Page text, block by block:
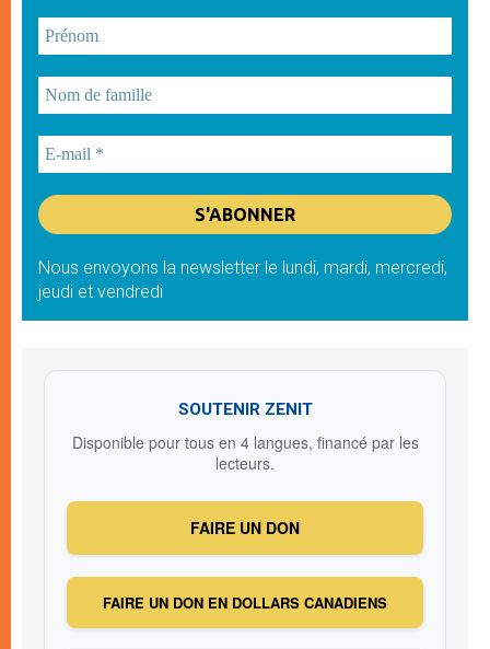
Nous envoyons la newsletter le lundi, mardi, mercredi,
jeudi et vendredi
SOUTENIR ZENIT
Disponible pour tous en 4 langues, financé par les
lecteurs.
FAIRE UN DON
FAIRE UN DON EN DOLLARS CANADIENS